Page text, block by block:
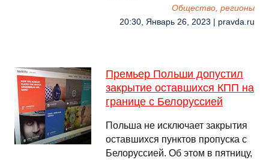
Общество, регионы
20:30, Январь 26, 2023 | pravda.ru
Премьер Польши допустил
закрытие оставшихся КПП на
границе с Белоруссией
Польша не исключает закрытия
оставшихся пунктов пропуска с
Белоруссией. Об этом в пятницу,